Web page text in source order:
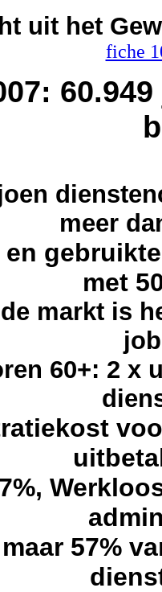
uit het
fiche
meer
met
markt is
60+: 2 x
57%